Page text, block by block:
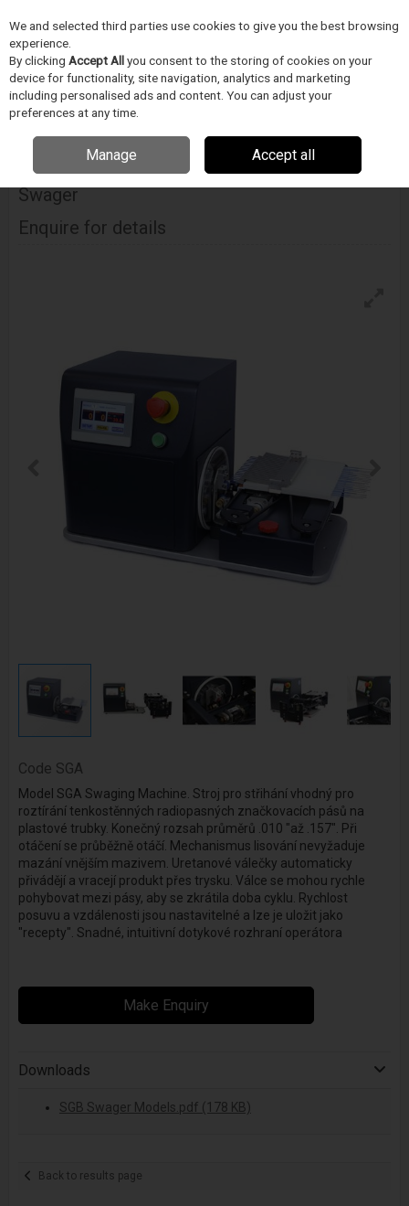
Skip to content
Menu
Home DODAVATELÉ
Blockwise Sga Twenty Channel Marker Band
Swager
Enquire for details
Code SGA
Model SGA Swaging Machine. Stroj pro střihání vhodný pro
roztírání tenkostěnných radiopasných značkovacích pásů na
plastové trubky. Konečný rozsah průměrů .010 "až .157". Při
otáčení se průběžně otáčí. Mechanismus lisování nevyžaduje
mazání vnějším mazivem. Uretanové válečky automaticky
přivádějí a vracejí produkt přes trysku. Válce se mohou rychle
pohybovat mezi pásy, aby se zkrátila doba cyklu. Rychlost
posuvu a vzdálenosti jsou nastavitelné a lze je uložit jako
"recepty". Snadné, intuitivní dotykové rozhraní operátora
Make Enquiry
Downloads
SGB Swager Models.pdf (178 KB)
Back to results page
We and selected third parties use cookies to give you the best browsing
experience.
By clicking Accept Allyou consent to the storing of cookies on your
device for functionality, site navigation, analytics and marketing
including personalised ads and content. You can adjust your
preferences at any time.
Manage Accept all